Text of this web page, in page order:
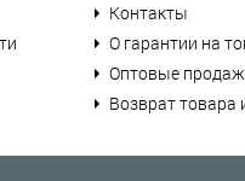
Контакты
О гарантии на
Оптовые
Возврат товара